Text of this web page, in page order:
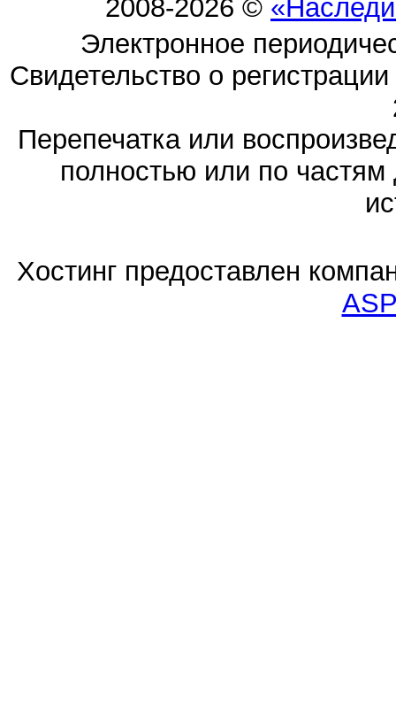
2008-2026 ©
Электронное
Свидетельство о
Перепечатка или
полностью или по частям
Хостинг предоставлен